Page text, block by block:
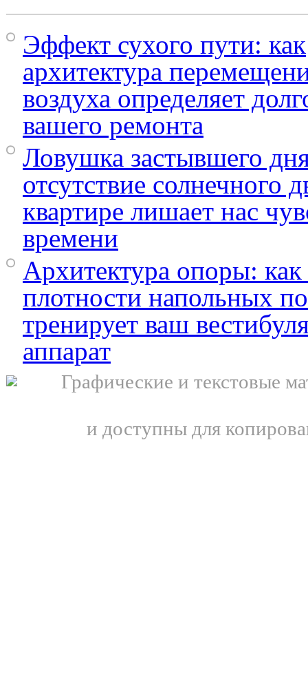
Эффект сухого пути: как
архитектура
воздуха определяет
вашего ремонта
Ловушка застывшего
отсутствие солнечного
квартире лишает нас
времени
Архитектура опоры:
плотности напольных
тренирует ваш
аппарат
Графические и текстовые
и доступны для